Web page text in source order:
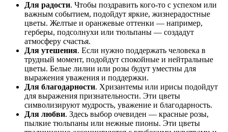
Для радости. Чтобы поздравить кого-то с успехом или
важным событием, подойдут яркие, жизнерадостные
цветы. Желтые и оранжевые оттенки — например,
герберы, подсолнухи или тюльпаны — создадут
атмосферу счастья.
Для утешения. Если нужно поддержать человека в
трудный момент, подойдут спокойные и нейтральные
цветы. Белые лилии или розы будут уместны для
выражения уважения и поддержки.
Для благодарности. Хризантемы или ирисы подойдут
для выражения признательности. Эти цветы
символизируют мудрость, уважение и благодарность.
Для любви. Здесь выбор очевиден — красные розы,
пылкие тюльпаны или нежные пионы. Эти цветы